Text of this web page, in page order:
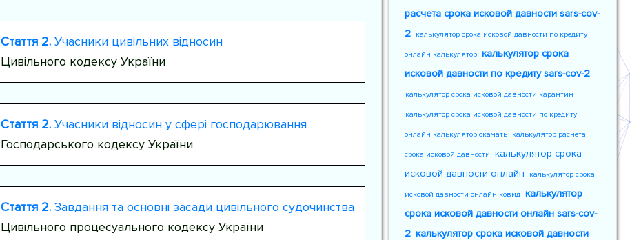
Стаття 2.Учасники цивільних відносин
Цивільного кодексу України
Стаття 2.Учасники відносин у сфері господарювання
Господарського кодексу України
Стаття 2. Завдання та основні засади цивільного судочинства
Цивільного процесуального кодексу України
расчета срока исковой давности sars-cov-
2
калькулятор срока исковой давности по кредиту
онлайн калькулятор калькулятор срока
исковой давности по кредиту sars-cov-2
калькулятор срока исковой давности карантин
калькулятор срока исковой давности по кредиту
онлайн калькулятор скачать калькулятор расчета
срока исковой давности
калькулятор срока
исковой давности онлайн
калькулятор срока
исковой давности онлайн ковид калькулятор
срока исковой давности онлайн sars-cov-
2 калькулятор срока исковой давности